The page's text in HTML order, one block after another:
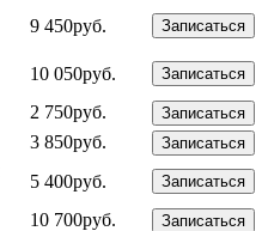
9 450руб. Записаться
10 050руб. Записаться
2 750руб. Записаться
3 850руб. Записаться
5 400руб. Записаться
10 700руб. Записаться